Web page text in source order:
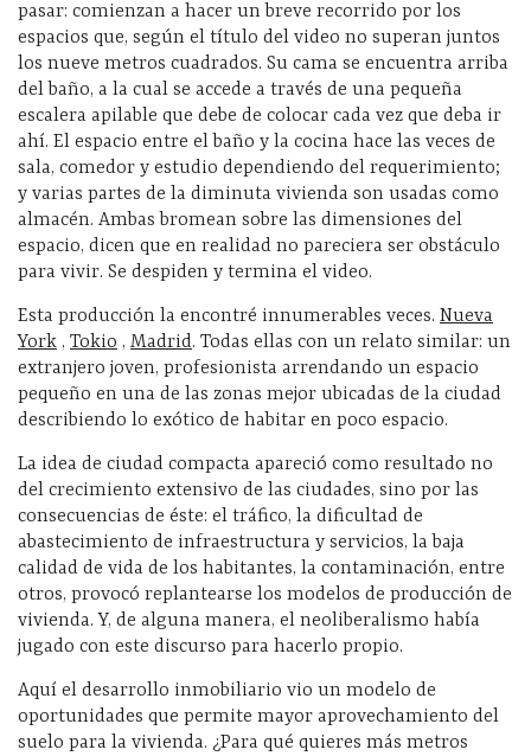
pasar: comienzan a hacer un breve recorrido por los
espacios que, según el título del video no superan juntos
los nueve metros cuadrados. Su cama se encuentra arriba
del baño, a la cual se accede a través de una pequeña
escalera apilable que debe de colocar cada vez que deba ir
ahí. El espacio entre el baño y la cocina hace las veces de
sala, comedor y estudio dependiendo del requerimiento;
y varias partes de la diminuta vivienda son usadas como
almacén. Ambas bromean sobre las dimensiones del
espacio, dicen que en realidad no pareciera ser obstáculo
para vivir. Se despiden y termina el video.
Esta producción la encontré innumerables veces. Nueva
York , Tokio , Madrid. Todas ellas con un relato similar: un
extranjero joven, profesionista arrendando un espacio
pequeño en una de las zonas mejor ubicadas de la ciudad
describiendo lo exótico de habitar en poco espacio.
La idea de ciudad compacta apareció como resultado no
del crecimiento extensivo de las ciudades, sino por las
consecuencias de éste: el tráfico, la dificultad de
abastecimiento de infraestructura y servicios, la baja
calidad de vida de los habitantes, la contaminación, entre
otros, provocó replantearse los modelos de producción de
vivienda. Y, de alguna manera, el neoliberalismo había
jugado con este discurso para hacerlo propio.
Aquí el desarrollo inmobiliario vio un modelo de
oportunidades que permite mayor aprovechamiento del
suelo para la vivienda. ¿Para qué quieres más metros